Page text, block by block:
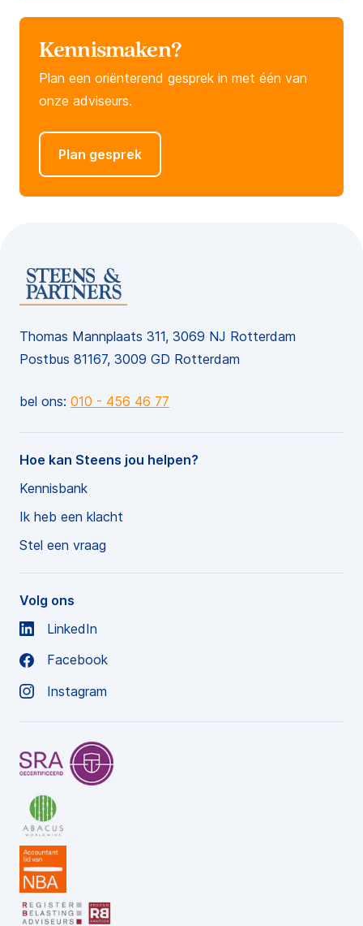
Kennismaken?
Plan een oriënterend gesprek in met één van
onze adviseurs.
Plan gesprek
Thomas Mannplaats 311, 3069 NJ Rotterdam
Postbus 81167, 3009 GD Rotterdam
bel ons: 010 - 456 46 77
Hoe kan Steens jou helpen?
Kennisbank
Ik heb een klacht
Stel een vraag
Volg ons
LinkedIn
Facebook
Instagram